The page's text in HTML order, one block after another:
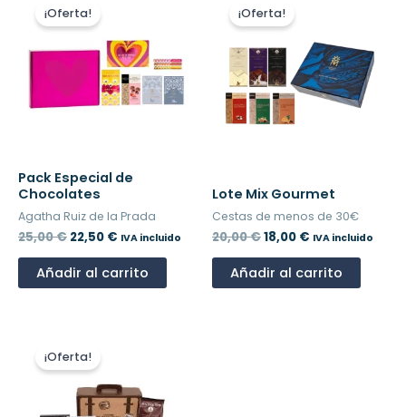
Pack Especial de
Chocolates
Agatha Ruiz de la Prada
25,00€
precio
original
25,00 €.
22,50 €
es:
22,50 €.
IVA incluido
Añadir al carrito
¡Oferta!
Lote Mix Gourmet
Cestas de menos de 30€
20,00€
precio
original
20,00 €.
18,00 €
18,00 €.
IVA incluido
Añadir al carrito
¡Oferta!
precio
original
20,00 €.
es:
18,00 €.
¡Oferta!